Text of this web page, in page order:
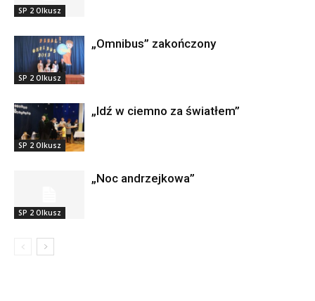
SP 2 Olkusz
SP 2 Olkusz
„Omnibus” zakończony
SP 2 Olkusz
„Idź w ciemno za światłem”
SP 2 Olkusz
„Noc andrzejkowa”